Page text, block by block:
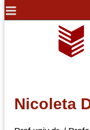
Nicoleta